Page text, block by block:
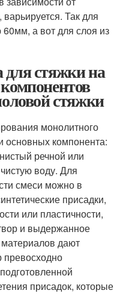
Так для
60мм, а вот для слоя из
стяжки на
стяжки
монолитного
основных компонента:
речной или
воду. Для
смеси можно в
присадки,
или пластичности,
и выдержанное
дают
превосходно
присадок, которые